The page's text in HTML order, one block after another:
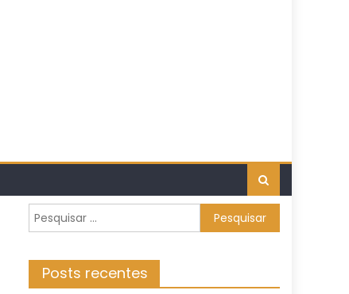
Pesquisar
por:
Posts recentes